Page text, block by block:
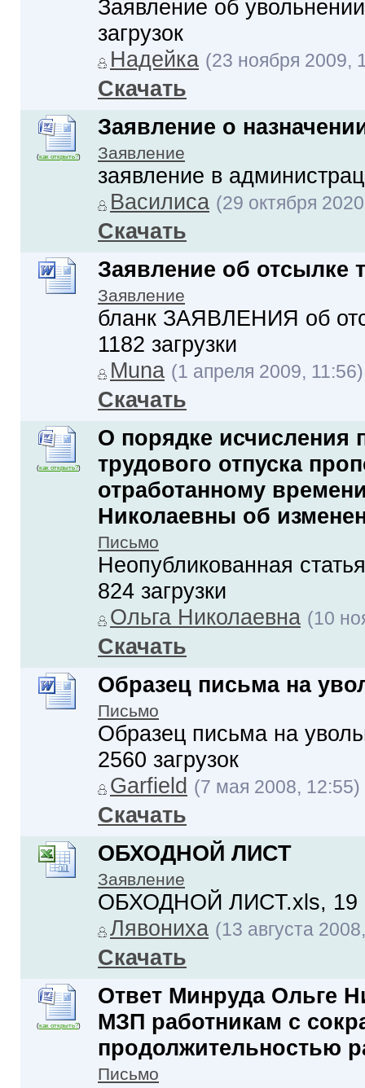
Заявление об
загрузок
Надейка (23 ноября 2009,
Скачать
(как открыть?)
Заявление о
Заявление
заявление в
Василиса (29 октября
Скачать
Заявление об отсылке
Заявление
бланк ЗАЯВЛЕНИЯ об
1182 загрузки
Muna (1 апреля 2009, 11:56)
Скачать
(как открыть?)
О порядке исчисления
трудового отпуска
отработанному
Николаевны об
Письмо
Неопубликованная
824 загрузки
Ольга Николаевна (10
Скачать
Образец письма на
Письмо
Образец письма на
2560 загрузок
Garfield (7 мая 2008, 12:55)
Скачать
ОБХОДНОЙ ЛИСТ
Заявление
ОБХОДНОЙ ЛИСТ.xls, 19
Лявониха (13 августа
Скачать
(как открыть?)
Ответ Минруда Ольге
МЗП работникам с
продолжительностью
Письмо